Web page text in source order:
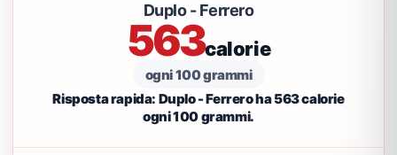
Duplo - Ferrero
563calorie
ogni 100 grammi
Risposta rapida: Duplo - Ferrero ha 563 calorie
ogni 100 grammi.